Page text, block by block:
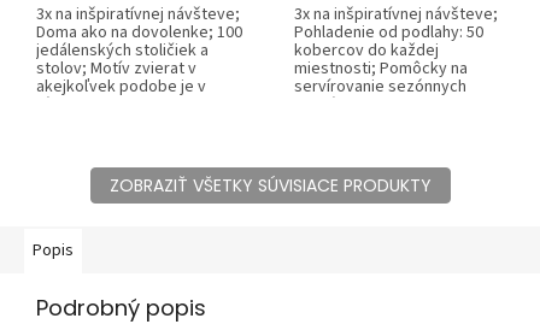
3x na inšpiratívnej návšteve;
Doma ako na dovolenke; 100
jedálenských stoličiek a
stolov; Motív zvierat v
akejkoľvek podobe je v
rámci...
3x na inšpiratívnej návšteve;
Pohladenie od podlahy: 50
kobercov do každej
miestnosti; Pomôcky na
servírovanie sezónnych
dobrôt; Pre...
ZOBRAZIŤ VŠETKY SÚVISIACE PRODUKTY
Popis
Podrobný popis